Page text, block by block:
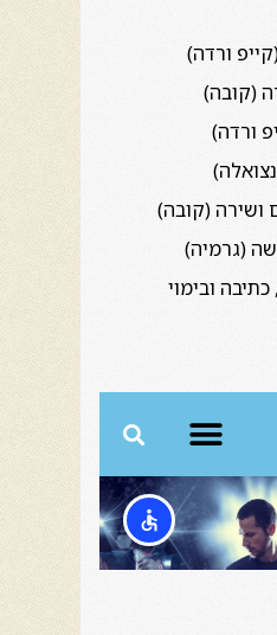
ורדה)
(קובה)
ורדה)
ושירה (קובה)
(גרמיה)
ובימוי